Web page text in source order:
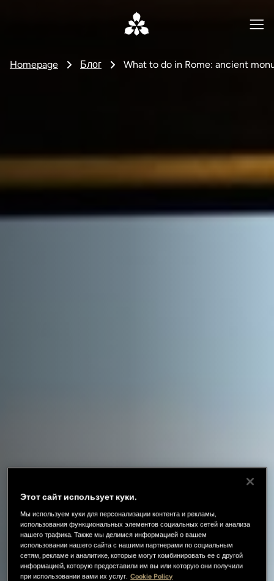
Homepage Блог What to do in Rome: ancient
Этот сайт использует куки.
Мы используем куки для персонализации контента и рекламы,
использования функциональных элементов социальных сетей и анализа
нашего трафика. Также мы делимся информацией о вашем
использовании нашего сайта с нашими партнерами по социальным
сетям, рекламе и аналитике, которые могут комбинировать ее с другой
информацией, которую предоставили им вы или которую они получили
при использовании вами их услуг. Cookie Policy